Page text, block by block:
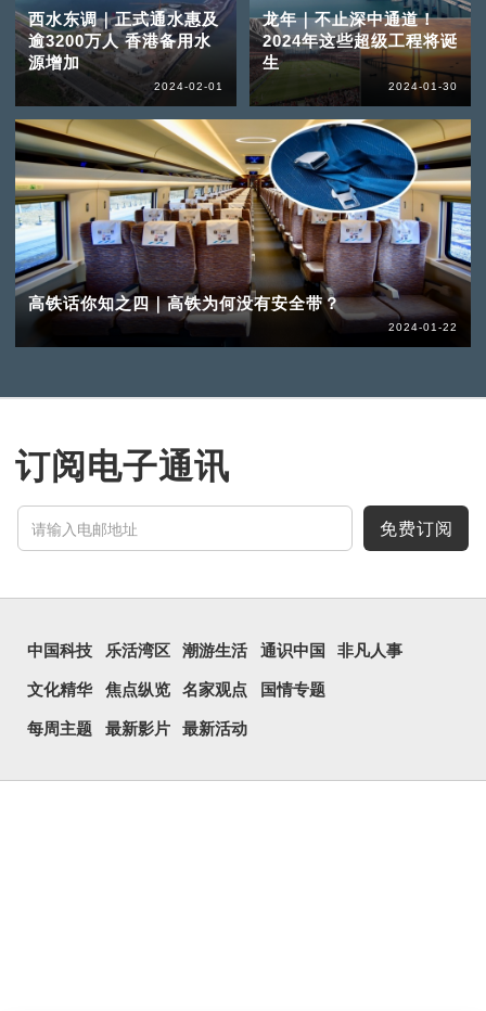
西水东调｜正式通水惠及
逾3200万人 香港备用水
源增加
2024-02-01
龙年｜不止深中通道！
2024年这些超级工程将诞
生
2024-01-30
高铁话你知之四｜高铁为何没有安全带？
2024-01-22
订阅电子通讯
免费订阅
中国科技 乐活湾区 潮游生活 通识中国 非凡人事
文化精华 焦点纵览 名家观点 国情专题
每周主题 最新影片 最新活动